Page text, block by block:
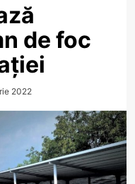
de foc
2022